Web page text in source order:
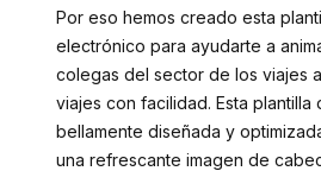
Por eso hemos creado esta
electrónico para ayudarte a
colegas del sector de los viajes
viajes con facilidad. Esta
bellamente diseñada y
una refrescante imagen de